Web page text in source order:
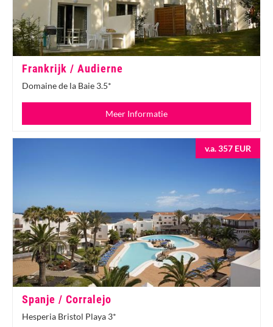
Frankrijk / Audierne
Domaine de la Baie 3.5*
Meer Informatie
v.a. 357 EUR
Spanje / Corralejo
Hesperia Bristol Playa 3*